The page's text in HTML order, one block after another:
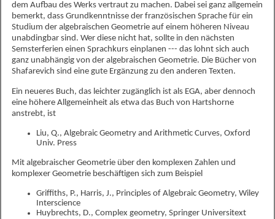
dem Aufbau des Werks vertraut zu machen. Dabei sei ganz allgemein
bemerkt, dass Grundkenntnisse der französischen Sprache für ein
Studium der algebraischen Geometrie auf einem höheren Niveau
unabdingbar sind. Wer diese nicht hat, sollte in den nächsten
Semsterferien einen Sprachkurs einplanen --- das lohnt sich auch
ganz unabhängig von der algebraischen Geometrie. Die Bücher von
Shafarevich sind eine gute Ergänzung zu den anderen Texten.
Ein neueres Buch, das leichter zugänglich ist als EGA, aber dennoch
eine höhere Allgemeinheit als etwa das Buch von Hartshorne
anstrebt, ist
Liu, Q., Algebraic Geometry and Arithmetic Curves, Oxford
Univ. Press
Mit algebraischer Geometrie über den komplexen Zahlen und
komplexer Geometrie beschäftigen sich zum Beispiel
Griffiths, P., Harris, J., Principles of Algebraic Geometry, Wiley
Interscience
Huybrechts, D., Complex geometry, Springer Universitext